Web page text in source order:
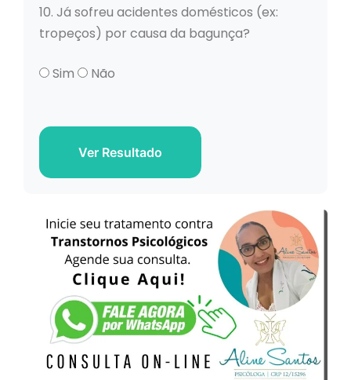
10. Já sofreu acidentes domésticos (ex:
tropeços) por causa da bagunça?
Sim Não
Ver Resultado